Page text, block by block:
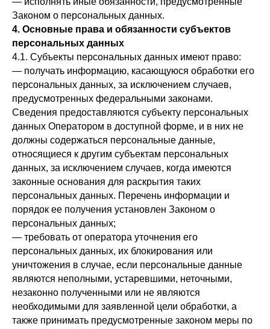
Законом о персональных данных.
4. Основные права и обязанности субъектов
персональных данных
4.1. Субъекты персональных данных имеют право:
— получать информацию, касающуюся обработки его
персональных данных, за исключением случаев,
предусмотренных федеральными законами.
Сведения предоставляются субъекту персональных
данных Оператором в доступной форме, и в них не
должны содержаться персональные данные,
относящиеся к другим субъектам персональных
данных, за исключением случаев, когда имеются
законные основания для раскрытия таких
персональных данных. Перечень информации и
порядок ее получения установлен Законом о
персональных данных;
— требовать от оператора уточнения его
персональных данных, их блокирования или
уничтожения в случае, если персональные данные
являются неполными, устаревшими, неточными,
незаконно полученными или не являются
необходимыми для заявленной цели обработки, а
также принимать предусмотренные законом меры по